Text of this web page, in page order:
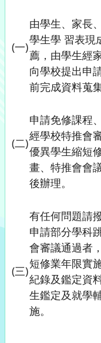
(一)
由學生、家長
學生學 習表現
薦，由學生經
向學校提出申
前完成資料蒐
(二)
申請免修課程
經學校特推會
優異學生縮短
畫、特推會會
後辦理。
(三)
有任何問題請
申請部分學科
會審議通過者
短修業年限實
紀錄及鑑定資
生鑑定及就學
施。